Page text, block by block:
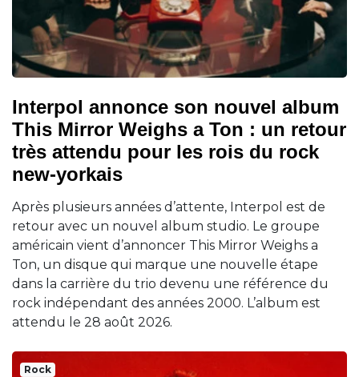
Interpol annonce son nouvel album
This Mirror Weighs a Ton : un retour
très attendu pour les rois du rock
new-yorkais
Après plusieurs années d’attente, Interpol est de
retour avec un nouvel album studio. Le groupe
américain vient d’annoncer This Mirror Weighs a
Ton, un disque qui marque une nouvelle étape
dans la carrière du trio devenu une référence du
rock indépendant des années 2000. L’album est
attendu le 28 août 2026.
Rock